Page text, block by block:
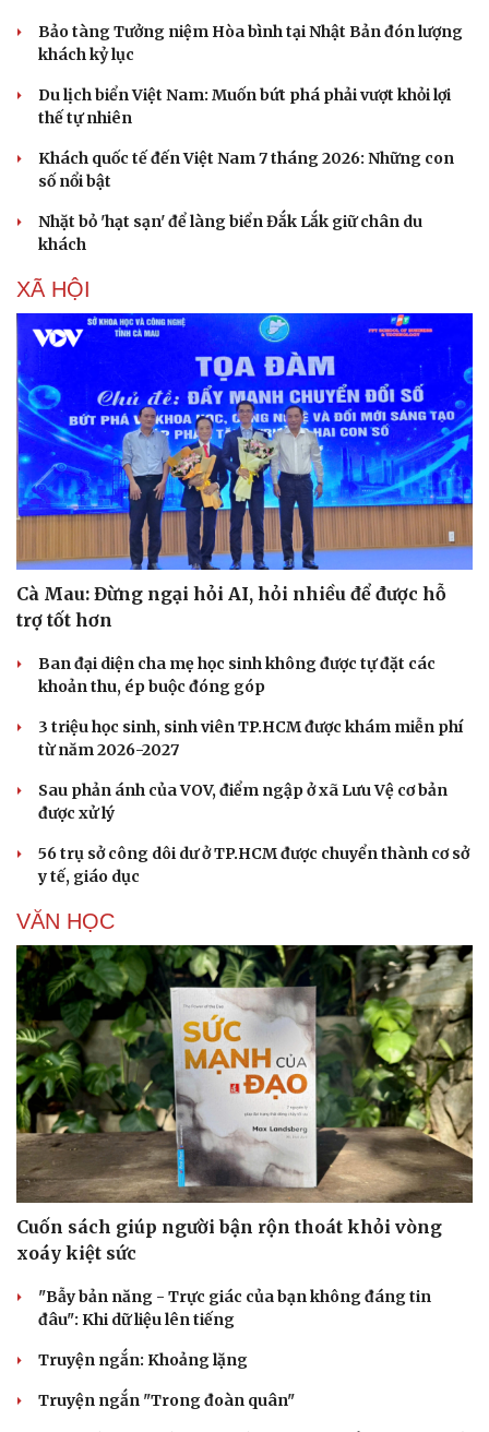
Văn hóa
Sân khấu - Điện ảnh
Văn học
Âm nhạc
Giải trí
Thời trang
Sao Việt
Bảo tàng Tưởng niệm Hòa bình tại Nhật Bản đón lượng
khách kỷ lục
Du lịch biển Việt Nam: Muốn bứt phá phải vượt khỏi lợi
thế tự nhiên
Khách quốc tế đến Việt Nam 7 tháng 2026: Những con
số nổi bật
Nhặt bỏ 'hạt sạn' để làng biển Đắk Lắk giữ chân du
khách
XÃ HỘI
Cà Mau: Đừng ngại hỏi AI, hỏi nhiều để được hỗ
trợ tốt hơn
Ban đại diện cha mẹ học sinh không được tự đặt các
khoản thu, ép buộc đóng góp
3 triệu học sinh, sinh viên TP.HCM được khám miễn phí
từ năm 2026-2027
Sau phản ánh của VOV, điểm ngập ở xã Lưu Vệ cơ bản
được xử lý
56 trụ sở công dôi dư ở TP.HCM được chuyển thành cơ sở
y tế, giáo dục
VĂN HỌC
Cuốn sách giúp người bận rộn thoát khỏi vòng
xoáy kiệt sức
"Bẫy bản năng - Trực giác của bạn không đáng tin
đâu": Khi dữ liệu lên tiếng
Truyện ngắn: Khoảng lặng
Truyện ngắn "Trong đoàn quân"